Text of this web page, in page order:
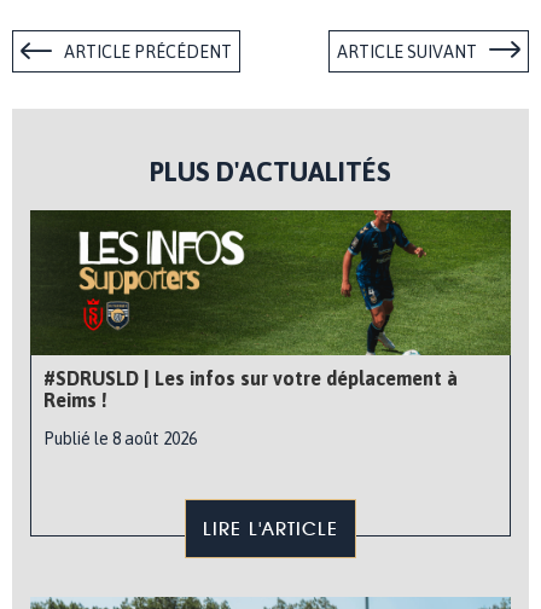
ARTICLE PRÉCÉDENT ARTICLE SUIVANT
PLUS D'ACTUALITÉS
#SDRUSLD | Les infos sur votre déplacement à
Reims !
Publié le 8 août 2026
LIRE L'ARTICLE